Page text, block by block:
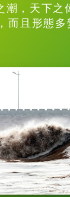
潮，天下之
而且形態